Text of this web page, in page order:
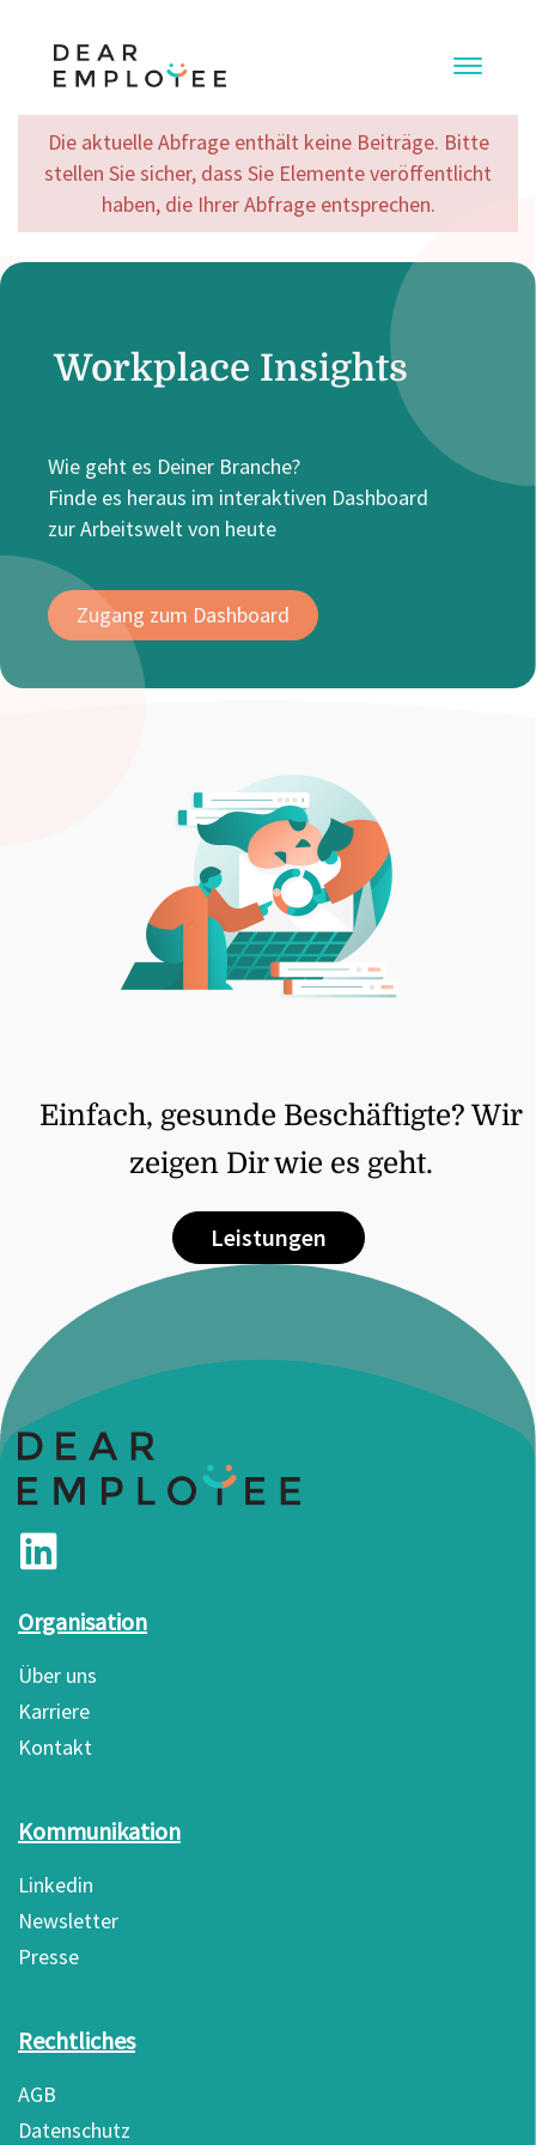
Die aktuelle Abfrage enthält keine Beiträge. Bitte
stellen Sie sicher, dass Sie Elemente veröffentlicht
haben, die Ihrer Abfrage entsprechen.
Workplace Insights
Wie geht es Deiner Branche?
Finde es heraus im interaktiven Dashboard
zur Arbeitswelt von heute
Zugang zum Dashboard
Einfach, gesunde Beschäftigte? Wir
zeigen Dir wie es geht.
Leistungen
Organisation
Über uns
Karriere
Kontakt
Kommunikation
Linkedin
Newsletter
Presse
Rechtliches
AGB
Datenschutz